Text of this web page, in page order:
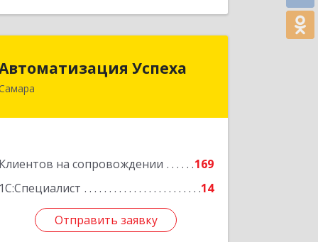
Успеха
Клиентов на сопровождении
169
1С:Специалист
14
Отправить заявку
443011, Самарская обл, Самара г, 22
Отправить заявку